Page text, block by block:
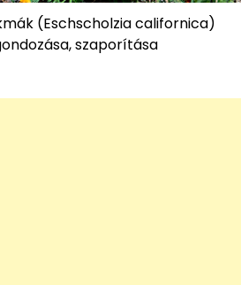
(Eschscholzia californica)
szaporítása